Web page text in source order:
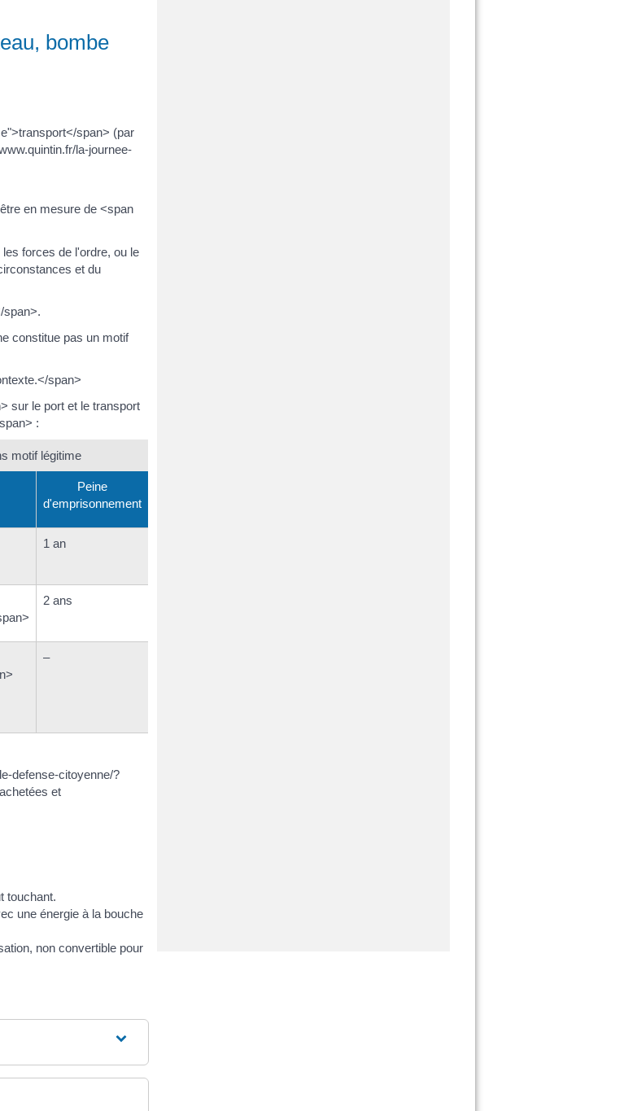
bombe
span> (par
la-journee-
en mesure de <span
forces de l'ordre, ou le
et du
span>.
constitue pas un motif
span>
sur le port et le transport
:
motif légitime
Peine
d'emprisonnement
1 an
2 ans
–
defense-citoyenne/?
et
touchant.
une énergie à la bouche
non convertible pour